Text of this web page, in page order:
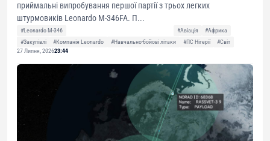
приймальні випробування першої партії з трьох легких
штурмовиків Leonardo M-346FA. П...
#Leonardo M-346 #Авіація
#Африка
#Закупівлі
#Компанія Leonardo #Навчально-бойові літаки #ПС Нігерії
#Світ
27 Липня, 202623:44